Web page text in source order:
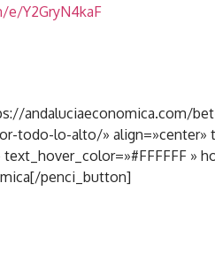
Y2GryN4kaF
andaluciaeconomica.com/
todo-lo-alto/» align=»center»
text_hover_color=»#FFFFFF »
penci_button]